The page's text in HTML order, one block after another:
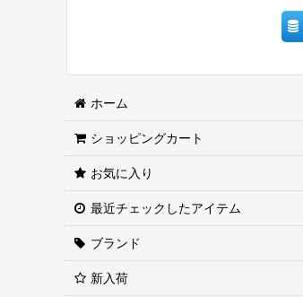
ホーム
ショッピングカート
お気に入り
最近チェックしたアイテム
ブランド
新入荷